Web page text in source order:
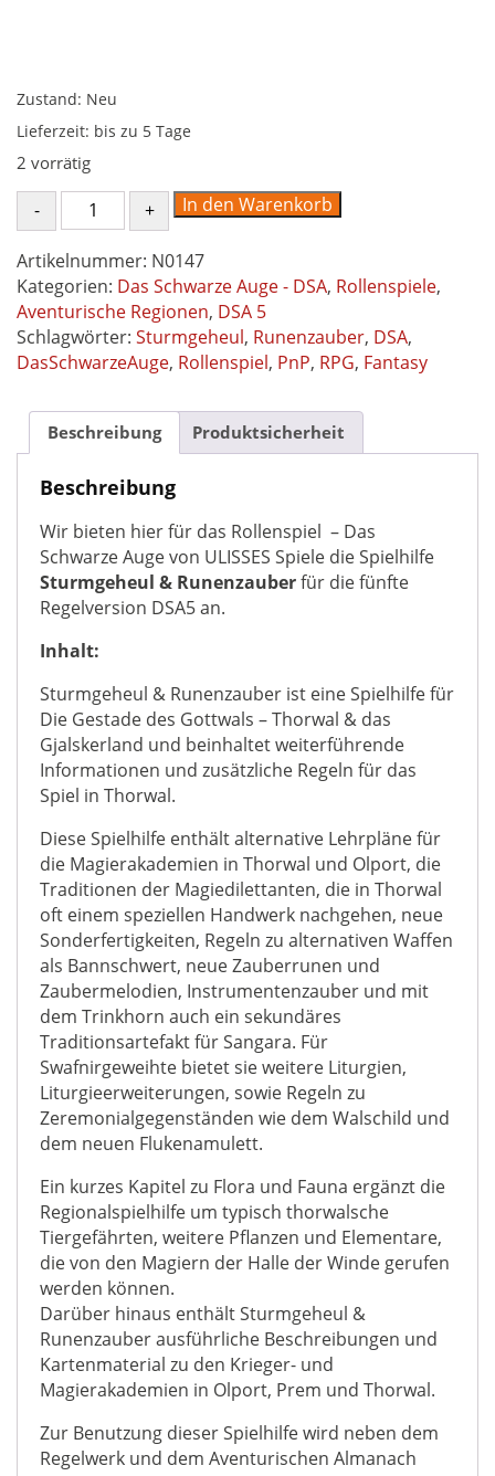
Zustand: Neu
Lieferzeit: bis zu 5 Tage
2 vorrätig
Sturmgeheul
&
Runenzauber
-
Spielhilfe
Das
Schwarze
DSA5
Menge
In den Warenkorb
Artikelnummer: N0147
Kategorien: Das Schwarze Auge - DSA, Rollenspiele,
Aventurische Regionen, DSA 5
Schlagwörter: Sturmgeheul, Runenzauber, DSA,
DasSchwarzeAuge, Rollenspiel, PnP, RPG, Fantasy
Beschreibung Produktsicherheit
Beschreibung
Wir bieten hier für das Rollenspiel – Das
Schwarze Auge von ULISSES Spiele die Spielhilfe
Sturmgeheul & Runenzauberfür die fünfte
Regelversion DSA5 an.
Inhalt:
Sturmgeheul & Runenzauber ist eine Spielhilfe für
Die Gestade des Gottwals – Thorwal & das
Gjalskerland und beinhaltet weiterführende
Informationen und zusätzliche Regeln für das
Spiel in Thorwal.
Diese Spielhilfe enthält alternative Lehrpläne für
die Magierakademien in Thorwal und Olport, die
Traditionen der Magiedilettanten, die in Thorwal
oft einem speziellen Handwerk nachgehen, neue
Sonderfertigkeiten, Regeln zu alternativen Waffen
als Bannschwert, neue Zauberrunen und
Zaubermelodien, Instrumentenzauber und mit
dem Trinkhorn auch ein sekundäres
Traditionsartefakt für Sangara. Für
Swafnirgeweihte bietet sie weitere Liturgien,
Liturgieerweiterungen, sowie Regeln zu
Zeremonialgegenständen wie dem Walschild und
dem neuen Flukenamulett.
Ein kurzes Kapitel zu Flora und Fauna ergänzt die
Regionalspielhilfe um typisch thorwalsche
Tiergefährten, weitere Pflanzen und Elementare,
die von den Magiern der Halle der Winde gerufen
werden können.
Darüber hinaus enthält Sturmgeheul &
Runenzauber ausführliche Beschreibungen und
Kartenmaterial zu den Krieger- und
Magierakademien in Olport, Prem und Thorwal.
Zur Benutzung dieser Spielhilfe wird neben dem
Regelwerk und dem Aventurischen Almanach